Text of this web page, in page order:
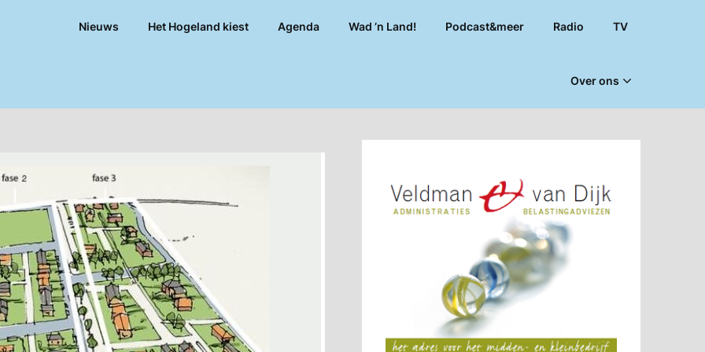
Nieuws Het Hogeland kiest Agenda Wad ’n Land! Podcast&meer Radio TV
Over ons